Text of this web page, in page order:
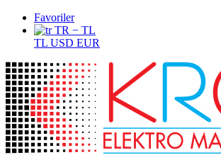
Favoriler
TR − TL
TL USD EUR